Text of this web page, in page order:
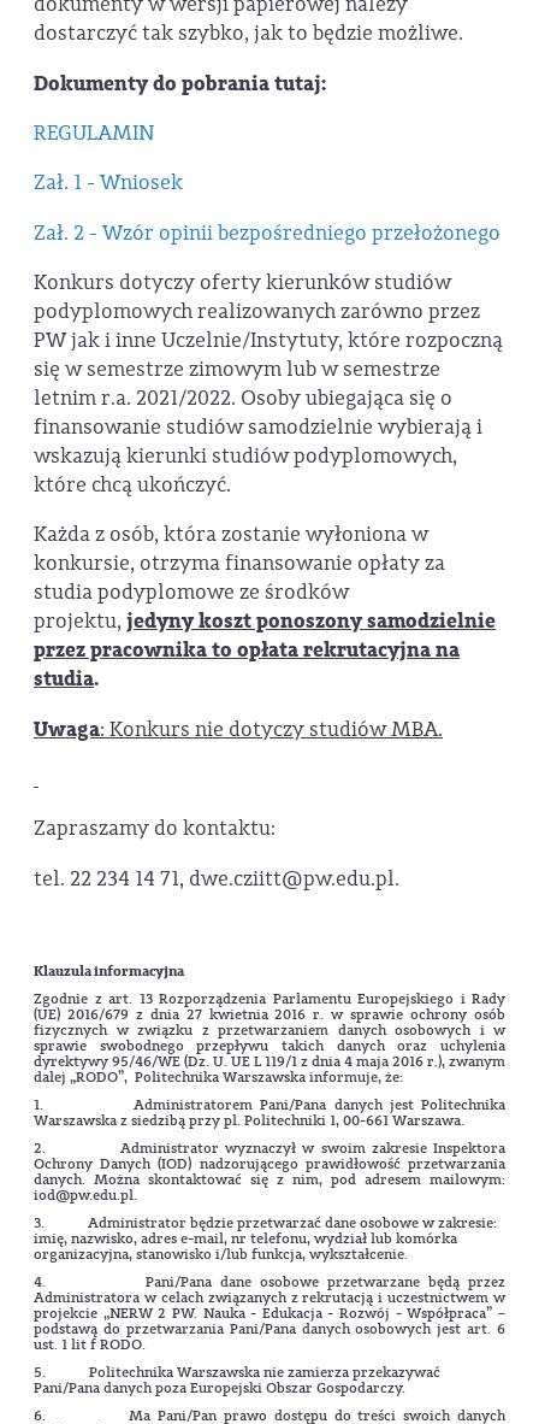
dostarczyć tak szybko, jak to będzie możliwe.
Dokumenty do pobrania tutaj:
REGULAMIN
Zał. 1 - Wniosek
Zał. 2 - Wzór opinii bezpośredniego przełożonego
Konkurs dotyczy oferty kierunków studiów
podyplomowych realizowanych zarówno przez
PW jak i inne Uczelnie/Instytuty, które rozpoczną
się w semestrze zimowym lub w semestrze
letnim r.a. 2021/2022. Osoby ubiegająca się o
finansowanie studiów samodzielnie wybierają i
wskazują kierunki studiów podyplomowych,
które chcą ukończyć.
Każda z osób, która zostanie wyłoniona w
konkursie, otrzyma finansowanie opłaty za
studia podyplomowe ze środków
projektu, jedynykoszt ponoszony samodzielnie
przez pracownika to opłata rekrutacyjna na
studia.
Uwaga: Konkurs nie dotyczy studiów MBA.
Zapraszamy do kontaktu:
tel. 22 234 14 71, dwe.cziitt@pw.edu.pl.
Klauzula informacyjna
Zgodnie z art. 13 Rozporządzenia Parlamentu Europejskiego i Rady
(UE) 2016/679 z dnia 27 kwietnia 2016 r. w sprawie ochrony osób
fizycznych w związku z przetwarzaniem danych osobowych i w
sprawie swobodnego przepływu takich danych oraz uchylenia
dyrektywy 95/46/WE (Dz. U. UE L 119/1 z dnia 4 maja 2016 r.), zwanym
dalej „RODO”, Politechnika Warszawska informuje, że:
1. Administratorem Pani/Pana danych jest Politechnika
Warszawska z siedzibą przy pl. Politechniki 1, 00-661 Warszawa.
2. Administrator wyznaczył w swoim zakresie Inspektora
Ochrony Danych (IOD) nadzorującego prawidłowość przetwarzania
danych. Można skontaktować się z nim, pod adresem mailowym:
iod@pw.edu.pl.
3. Administrator będzie przetwarzać dane osobowe w zakresie:
imię, nazwisko, adres e-mail, nr telefonu, wydział lub komórka
organizacyjna, stanowisko i/lub funkcja, wykształcenie.
4. Pani/Pana dane osobowe przetwarzane będą przez
Administratora w celach związanych z rekrutacją i uczestnictwem w
projekcie „NERW 2 PW. Nauka - Edukacja - Rozwój - Współpraca” –
podstawą do przetwarzania Pani/Pana danych osobowych jest art. 6
ust. 1 lit f RODO.
5. Politechnika Warszawska nie zamierza przekazywać
Pani/Pana danych poza Europejski Obszar Gospodarczy.
6. Ma Pani/Pan prawo dostępu do treści swoich danych